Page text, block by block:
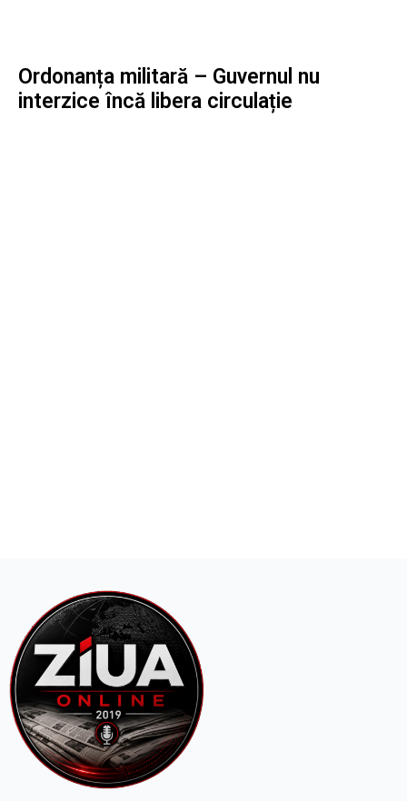
Ordonanța militară – Guvernul nu
interzice încă libera circulație